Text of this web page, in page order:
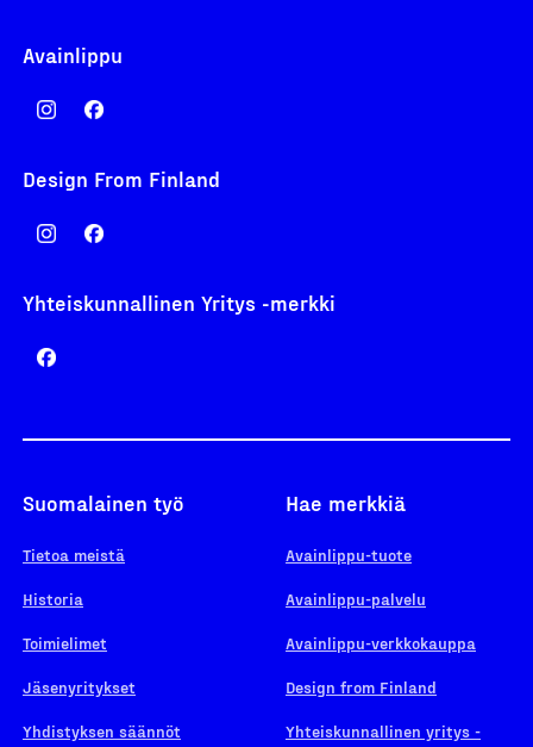
Avainlippu
Design From Finland
Yhteiskunnallinen Yritys -merkki
Suomalainen työ
Tietoa meistä
Historia
Toimielimet
Jäsenyritykset
Yhdistyksen säännöt
Hae merkkiä
Avainlippu-tuote
Avainlippu-palvelu
Avainlippu-verkkokauppa
Design from Finland
Yhteiskunnallinen yritys -